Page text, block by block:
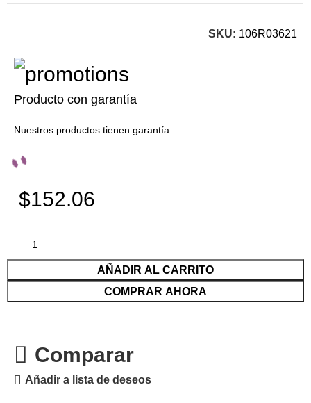
SKU: 106R03621
Producto con garantía
Nuestros productos tienen garantía
$152.06
AÑADIR AL CARRITO
COMPRAR AHORA
Comparar
Añadir a lista de deseos